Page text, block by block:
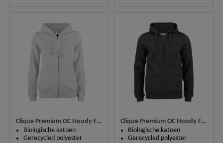
Clique Premium OC Hoody Full Zip Ladies 021005
Biologische katoen
Gerecycled polyester
Clique Premium OC Hoody Full Zip 021004
Biologische katoen
Gerecycled polyester